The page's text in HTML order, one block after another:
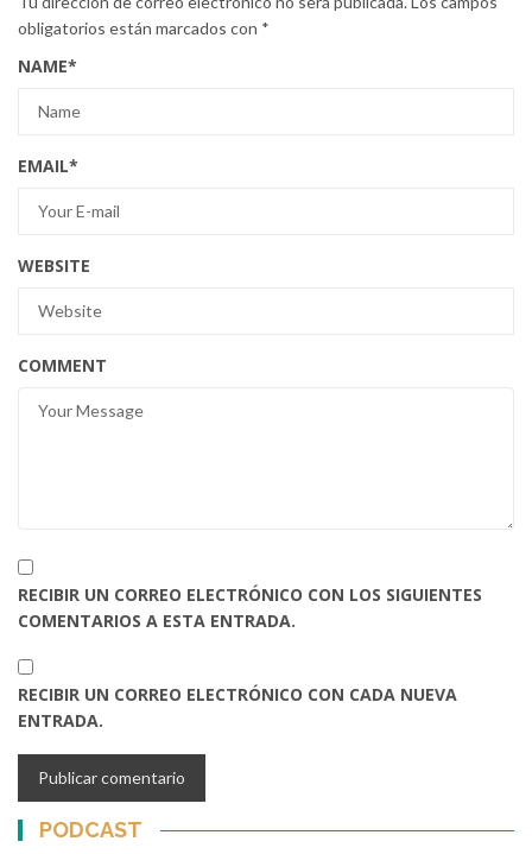
obligatorios están marcados con *
NAME*
EMAIL*
WEBSITE
COMMENT
RECIBIR UN CORREO ELECTRÓNICO CON LOS SIGUIENTES
COMENTARIOS A ESTA ENTRADA.
RECIBIR UN CORREO ELECTRÓNICO CON CADA NUEVA
ENTRADA.
PODCAST